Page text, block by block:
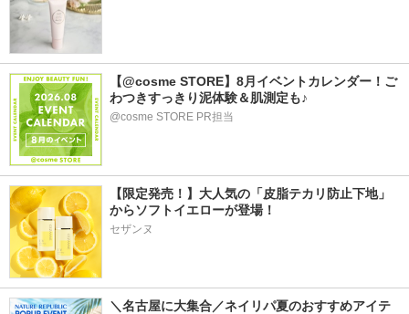
【@cosme STORE】8月イベントカレンダー！ご
わつきすっきり泥体験＆肌測定も♪
@cosme STORE PR担当
【限定発売！】大人気の「皮脂テカリ防止下地」
からソフトイエローが登場！
セザンヌ
＼名古屋に大集合／ネイリパ夏のおすすめアイテ